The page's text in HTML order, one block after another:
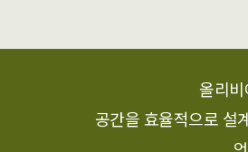
올리
공간을 효율적으로 설